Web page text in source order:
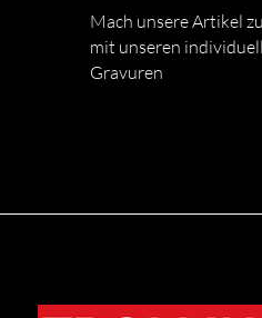
Mach unsere Artikel
mit unseren
Gravuren